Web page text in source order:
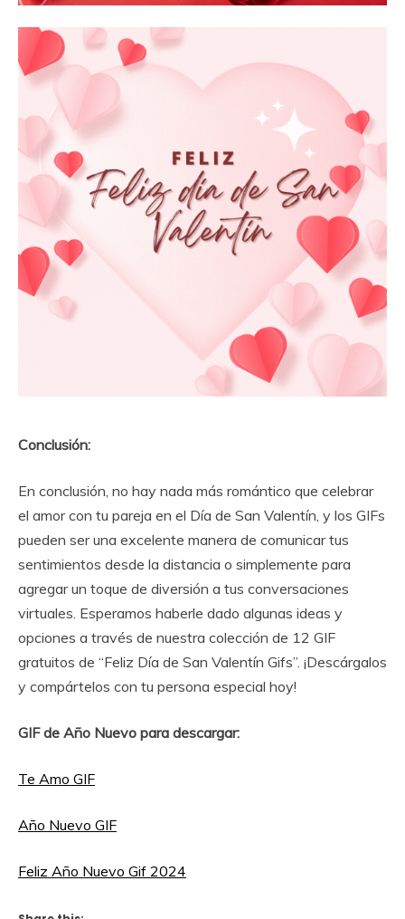
Conclusión:
En conclusión, no hay nada más romántico que celebrar
el amor con tu pareja en el Día de San Valentín, y los GIFs
pueden ser una excelente manera de comunicar tus
sentimientos desde la distancia o simplemente para
agregar un toque de diversión a tus conversaciones
virtuales. Esperamos haberle dado algunas ideas y
opciones a través de nuestra colección de 12 GIF
gratuitos de “Feliz Día de San Valentín Gifs”. ¡Descárgalos
y compártelos con tu persona especial hoy!
GIF de Año Nuevo para descargar:
Te Amo GIF
Año Nuevo GIF
Feliz Año Nuevo Gif 2024